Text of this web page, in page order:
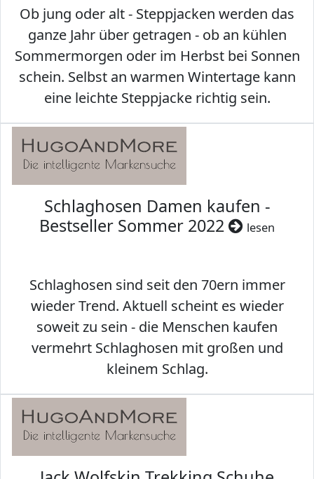
Ob jung oder alt - Steppjacken werden das
ganze Jahr über getragen - ob an kühlen
Sommermorgen oder im Herbst bei Sonnen
schein. Selbst an warmen Wintertage kann
eine leichte Steppjacke richtig sein.
Schlaghosen Damen kaufen -
Bestseller Sommer 2022
lesen
Schlaghosen sind seit den 70ern immer
wieder Trend. Aktuell scheint es wieder
soweit zu sein - die Menschen kaufen
vermehrt Schlaghosen mit großen und
kleinem Schlag.